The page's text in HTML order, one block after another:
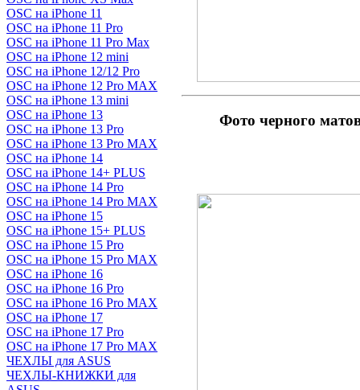
OSC на iPhone 11
OSC на iPhone 11 Pro
OSC на iPhone 11 Pro Max
OSC на iPhone 12 mini
OSC на iPhone 12/12 Pro
OSC на iPhone 12 Pro MAX
OSC на iPhone 13 mini
OSC на iPhone 13
OSC на iPhone 13 Pro
OSC на iPhone 13 Pro MAX
OSC на iPhone 14
OSC на iPhone 14+ PLUS
OSC на iPhone 14 Pro
OSC на iPhone 14 Pro MAX
OSC на iPhone 15
OSC на iPhone 15+ PLUS
OSC на iPhone 15 Pro
OSC на iPhone 15 Pro MAX
OSC на iPhone 16
OSC на iPhone 16 Pro
OSC на iPhone 16 Pro MAX
OSC на iPhone 17
OSC на iPhone 17 Pro
OSC на iPhone 17 Pro MAX
ЧЕХЛЫ для ASUS
ЧЕХЛЫ-КНИЖКИ для
Фото черного